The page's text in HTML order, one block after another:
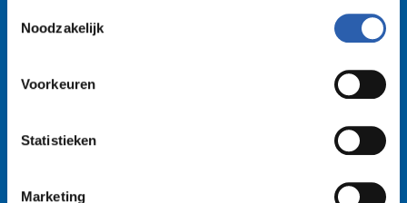
We werken samen met
die uw gegevens
Noodzakelijk
Voorkeuren
Statistieken
Marketing
Betrokken